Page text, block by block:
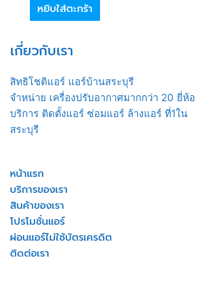
หยิบใส่ตะกร้า
เกี่ยวกับเรา
สิทธิโชติแอร์ แอร์บ้านสระบุรี
จำหน่าย เครื่องปรับอากาศมากกว่า 20 ยี่ห้อ
บริการ ติดตั้งแอร์ ซ่อมแอร์ ล้างแอร์ ที่1ใน
สระบุรี
หน้าแรก
บริการของเรา
สินค้าของเรา
โปรโมชั่นแอร์
ผ่อนแอร์ไม่ใช้บัตรเครดิต
ติดต่อเรา